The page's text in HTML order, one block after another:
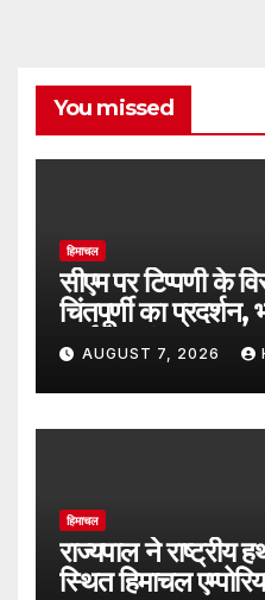
You missed
हिमाचल
सीएम पर टिप्पणी के
चिंतपूर्णी का
शर्मा का फूंका पुतला
AUGUST 7, 2026
हिमाचल
राज्यपाल ने राष्ट्रीय
स्थित हिमाचल